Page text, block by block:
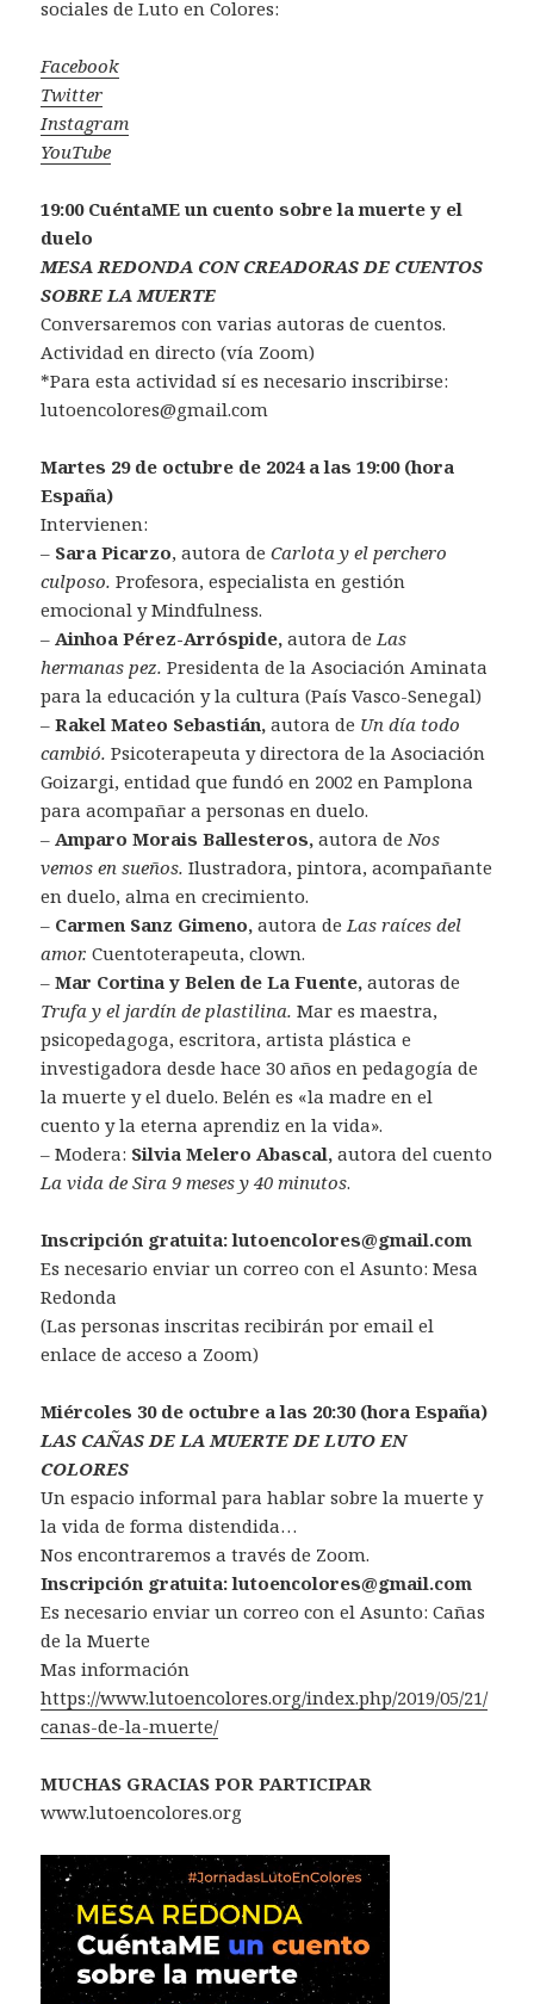
sociales de Luto en Colores:
Facebook
Twitter
Instagram
YouTube
19:00 CuéntaME un cuento sobre la muerte y el
duelo
MESA REDONDA CON CREADORAS DE CUENTOS
SOBRE LA MUERTE
Conversaremos con varias autoras de cuentos.
Actividad en directo (vía Zoom)
*Para esta actividad sí es necesario inscribirse:
lutoencolores@gmail.com
Martes 29 de octubre de 2024 a las 19:00 (hora
España)
Intervienen:
– Sara Picarzo, autora deCarlota y el perchero
culposo. Profesora, especialista en gestión
emocional y Mindfulness.
–Ainhoa Pérez-Arróspide, autora deLas
hermanas pez. Presidenta de la Asociación Aminata
para la educación y la cultura (País Vasco-Senegal)
–Rakel Mateo Sebastián,autora de Un día todo
cambió.Psicoterapeuta y directora de la Asociación
Goizargi, entidad que fundó en 2002 en Pamplona
para acompañar a personas en duelo.
–Amparo Morais Ballesteros,autora deNos
vemos en sueños.Ilustradora, pintora, acompañante
en duelo, alma en crecimiento.
– Carmen Sanz Gimeno, autora deLas raíces del
amor.Cuentoterapeuta, clown.
–Mar Cortina y Belen de La Fuente, autoras de
Trufa y el jardín de plastilina. Mar es maestra,
psicopedagoga, escritora, artista plástica e
investigadora desde hace 30 años en pedagogía de
la muerte y el duelo. Belén es «la madre en el
cuento y la eterna aprendiz en la vida».
– Modera: Silvia Melero Abascal, autora del cuento
La vida de Sira 9 meses y 40 minutos.
Inscripción gratuita: lutoencolores@gmail.com
Es necesario enviar un correo con el Asunto: Mesa
Redonda
(Las personas inscritas recibirán por email el
enlace de acceso a Zoom)
Miércoles 30 de octubre a las 20:30 (hora España)
LAS CAÑAS DE LA MUERTE DE LUTO EN
COLORES
Un espacio informal para hablar sobre la muerte y
la vida de forma distendida…
Nos encontraremos a través de Zoom.
Inscripción gratuita: lutoencolores@gmail.com
Es necesario enviar un correo con el Asunto: Cañas
de la Muerte
Mas información
https://www.lutoencolores.org/index.php/2019/05/21/
canas-de-la-muerte/
MUCHAS GRACIAS POR PARTICIPAR
www.lutoencolores.org